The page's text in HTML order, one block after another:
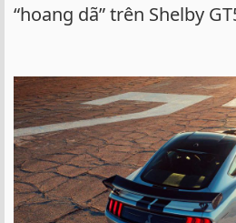
“hoang dã” trên Shelby